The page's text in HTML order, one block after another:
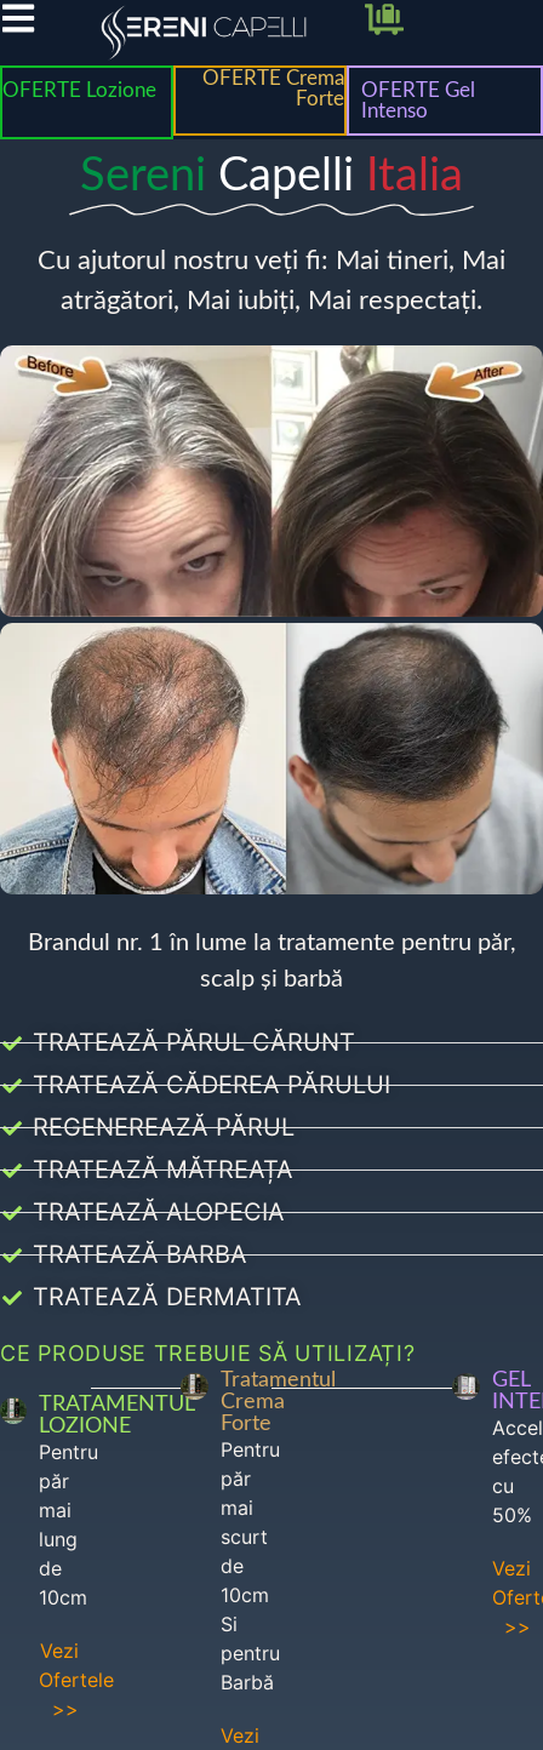
OFERTE Lozione
OFERTE Crema
Forte
OFERTE Gel
Intenso
Sereni Capelli Italia
Cu ajutorul nostru veți fi: Mai tineri, Mai
atrăgători, Mai iubiți, Mai respectați.
Brandul nr. 1 în lume la tratamente pentru păr,
scalp și barbă
TRATEAZĂ PĂRUL CĂRUNT
TRATEAZĂ CĂDEREA PĂRULUI
REGENEREAZĂ PĂRUL
TRATEAZĂ MĂTREAȚA
TRATEAZĂ ALOPECIA
TRATEAZĂ BARBA
TRATEAZĂ DERMATITA
CE PRODUSE TREBUIE SĂ UTILIZAȚI?
TRATAMENTUL
LOZIONE
Pentru
păr
mai
lung
de
10cm
Vezi
Ofertele
>>
Tratamentul
Crema
Forte
Pentru
păr
mai
scurt
de
10cm
Si
pentru
Barbă
Vezi
GEL
cu
50%
Vezi
>>